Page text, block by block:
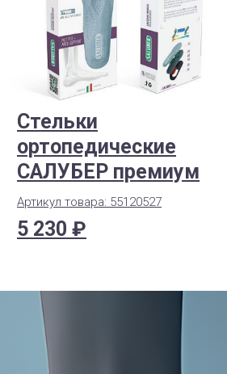
Стельки
ортопедические
САЛУБЕР премиум
5 230 ₽
Артикул товара: 55120527